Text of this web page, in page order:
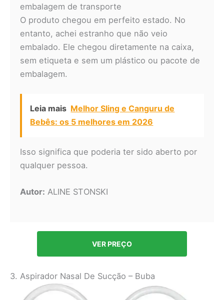
embalagem de transporte
O produto chegou em perfeito estado. No
entanto, achei estranho que não veio
embalado. Ele chegou diretamente na caixa,
sem etiqueta e sem um plástico ou pacote de
embalagem.
Leia mais Melhor Sling e Canguru de
Bebês: os 5 melhores em 2026
Isso significa que poderia ter sido aberto por
qualquer pessoa.
Autor: ALINE STONSKI
VER PREÇO
3. Aspirador Nasal De Sucção – Buba